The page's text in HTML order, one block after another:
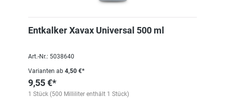
Entkalker Xavax Universal 500 ml
Art.-Nr.: 5038640
Varianten ab 4,50 €*
9,55 €*
1 Stück (500 Milliliter enthält 1 Stück)